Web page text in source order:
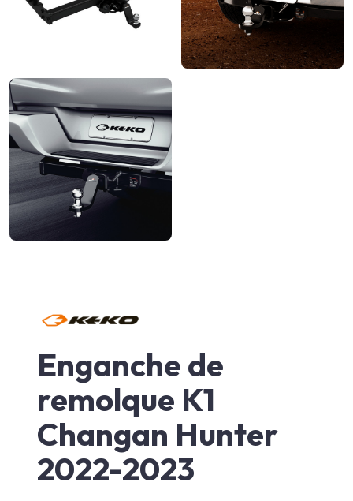
Enganche de
remolque K1
Changan Hunter
2022-2023